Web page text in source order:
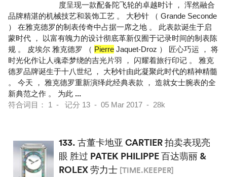
度呈现一款配备陀飞轮的卓越时计 ， 浑然融合
品牌精湛的机械技艺和装饰工艺 。 大秒针 （ Grande Seconde
） 在雅克德罗的制表传奇中占据一席之地 。 此表款诞生于启
蒙时代 ， 以富有魄力的设计彻底革新仅囿于记录时间的制表陈
规 。 皮埃尔 雅克德罗 （ Pierre Jaquet-Droz ） 匠心巧运 ， 将
时光化作让人魂牵梦绕的吉光片羽 ， 闪耀着旅行印记 。 雅克
德罗品牌诞生于十八世纪 ， 大秒针由此凝聚此时代的精神精髓
。 今天 ， 雅克德罗重新演绎此经典表款 ， 造就女士腕表的全
新典范之作 。 为此 ...
符合词目： 1 - 记分 13 - 05 Mar 2017 - 28k
133. 古董卡地亚 CARTIER 拍卖表现亮
眼 胜过 PATEK PHILIPPE 百达翡丽 &
ROLEX 劳力士 [TIME.KEEPER]